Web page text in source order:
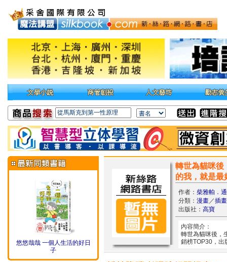
悠悠哉哉 一個人生活的好日
子
轉世為貓咪後
的我，就是最
作者： 柴雅帕．
分類： 漫畫／插畫
出版社： 高寶
內容簡介：
轉世為貓咪後，
銷榜TOP30，